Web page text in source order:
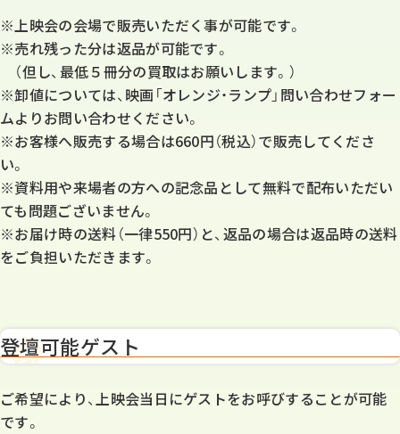
※上映会の会場で販売いただく事が可能です。
※売れ残った分は返品が可能です。
（但し、最低５冊分の買取はお願いします。）
※卸値については、映画「オレンジ・ランプ」問い合わせフォー
ムよりお問い合わせください。
※お客様へ販売する場合は660円（税込）で販売してくださ
い。
※資料用や来場者の方への記念品として無料で配布いただい
ても問題ございません。
※お届け時の送料（一律550円）と、返品の場合は返品時の送料
をご負担いただきます。
登壇可能ゲスト
ご希望により、上映会当日にゲストをお呼びすることが可能
です。